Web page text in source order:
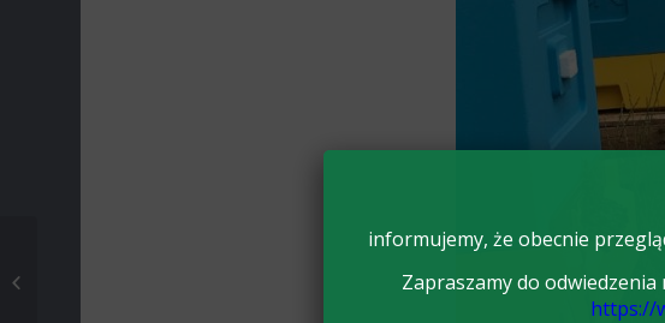
informujemy, że obecnie
Zapraszamy do
https://